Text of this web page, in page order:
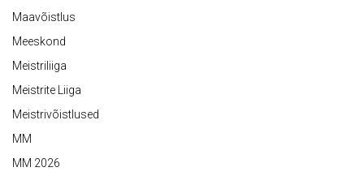
Maavõistlus
Meeskond
Meistriliiga
Meistrite Liiga
Meistrivõistlused
MM
MM 2026